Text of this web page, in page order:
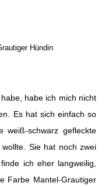
Hündin
habe ich mich nicht
Es hat sich einfach so
schwarz gefleckte
Sie hat noch zwei
ich eher langweilig,
Farbe Mantel-Grautiger